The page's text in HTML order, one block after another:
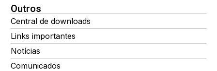
Outros
Central de downloads
Links importantes
Notícias
Comunicados